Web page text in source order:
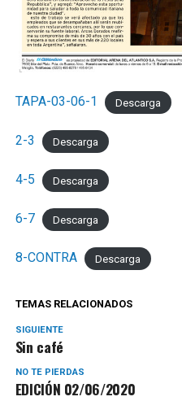
TAPA-03-06-1 Descarga
2-3 Descarga
4-5 Descarga
6-7 Descarga
8-CONTRA Descarga
TEMAS RELACIONADOS
SIGUIENTE
Sin café
NO TE PIERDAS
EDICIÓN 02/06/2020